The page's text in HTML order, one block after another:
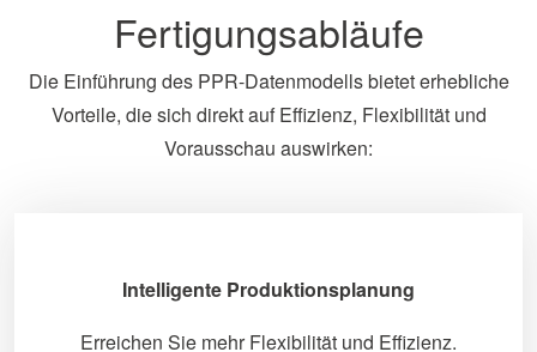
Fertigungsabläufe
Die Einführung des PPR-Datenmodells bietet erhebliche
Vorteile, die sich direkt auf Effizienz, Flexibilität und
Vorausschau auswirken:
Intelligente Produktionsplanung
Erreichen Sie mehr Flexibilität und Effizienz.